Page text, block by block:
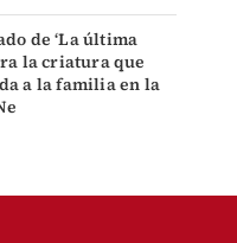
de ‘La última
la criatura que
a la familia en la